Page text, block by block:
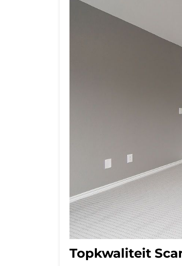
Topkwaliteit